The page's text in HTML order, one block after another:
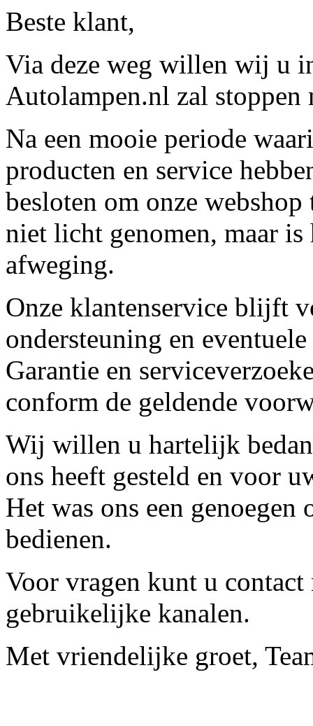
Beste klant,
Via deze weg willen wij u
Autolampen.nl zal stoppen
Na een mooie periode
producten en service
besloten om onze
niet licht genomen, maar
afweging.
Onze klantenservice blijft
ondersteuning en
Garantie en
conform de geldende
Wij willen u hartelijk
ons heeft gesteld en voor
Het was ons een
bedienen.
Voor vragen kunt u contact
gebruikelijke kanalen.
Met vriendelijke groet,